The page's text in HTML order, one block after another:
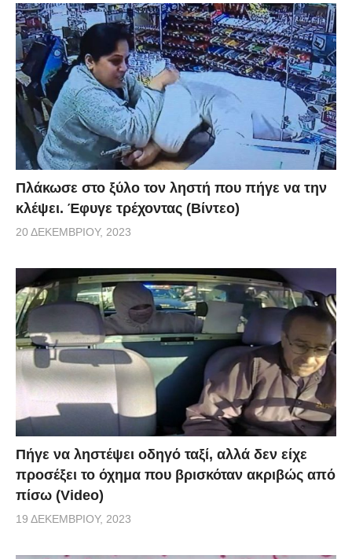
Πλάκωσε στο ξύλο τον ληστή που πήγε να την
κλέψει. Έφυγε τρέχοντας (Βίντεο)
20 ΔΕΚΕΜΒΡΊΟΥ, 2023
Πήγε να ληστέψει οδηγό ταξί, αλλά δεν είχε
προσέξει το όχημα που βρισκόταν ακριβώς από
πίσω (Video)
19 ΔΕΚΕΜΒΡΊΟΥ, 2023